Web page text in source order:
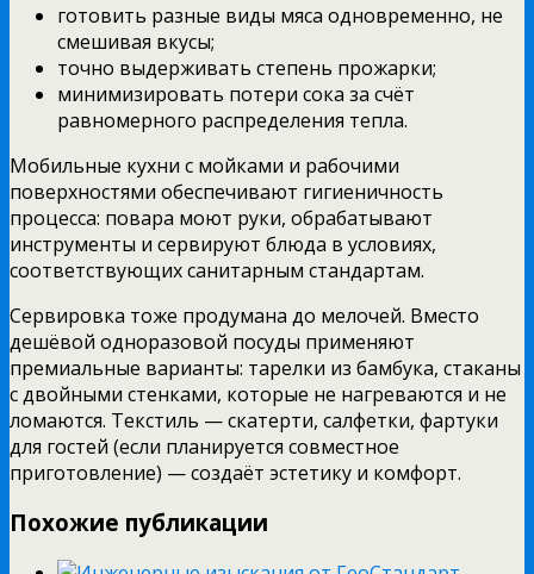
готовить разные виды мяса одновременно, не
смешивая вкусы;
точно выдерживать степень прожарки;
минимизировать потери сока за счёт
равномерного распределения тепла.
Мобильные кухни с мойками и рабочими
поверхностями обеспечивают гигиеничность
процесса: повара моют руки, обрабатывают
инструменты и сервируют блюда в условиях,
соответствующих санитарным стандартам.
Сервировка тоже продумана до мелочей. Вместо
дешёвой одноразовой посуды применяют
премиальные варианты: тарелки из бамбука, стаканы
с двойными стенками, которые не нагреваются и не
ломаются. Текстиль — скатерти, салфетки, фартуки
для гостей (если планируется совместное
приготовление) — создаёт эстетику и комфорт.
Похожие публикации